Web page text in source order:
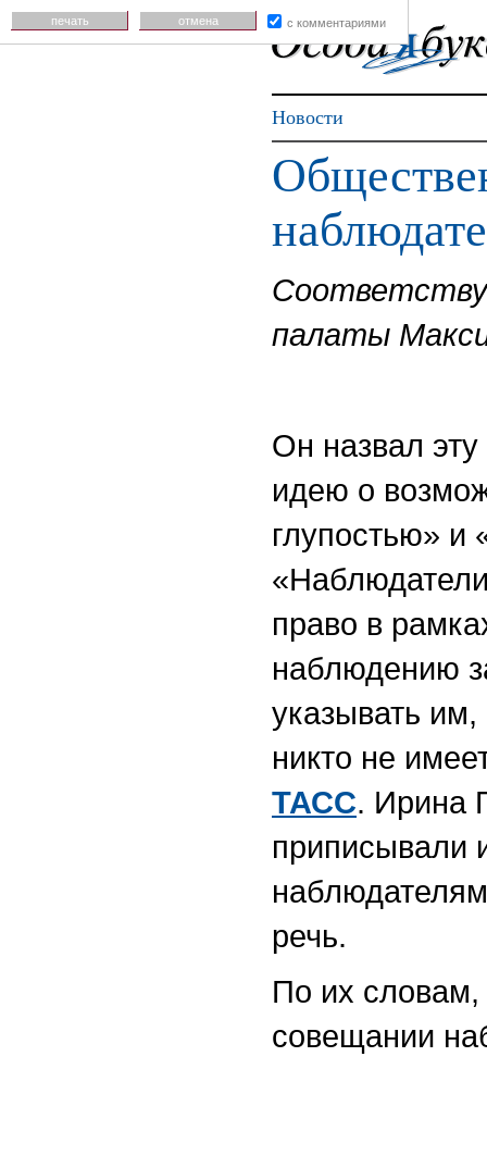
Новости
палаты
Он назвал
идею о
глупостью» и
право в
наблюдению
указывать
никто не
ТАСС. Ирина
приписывали
речь.
По их
совещании
печать отмена с комментариями